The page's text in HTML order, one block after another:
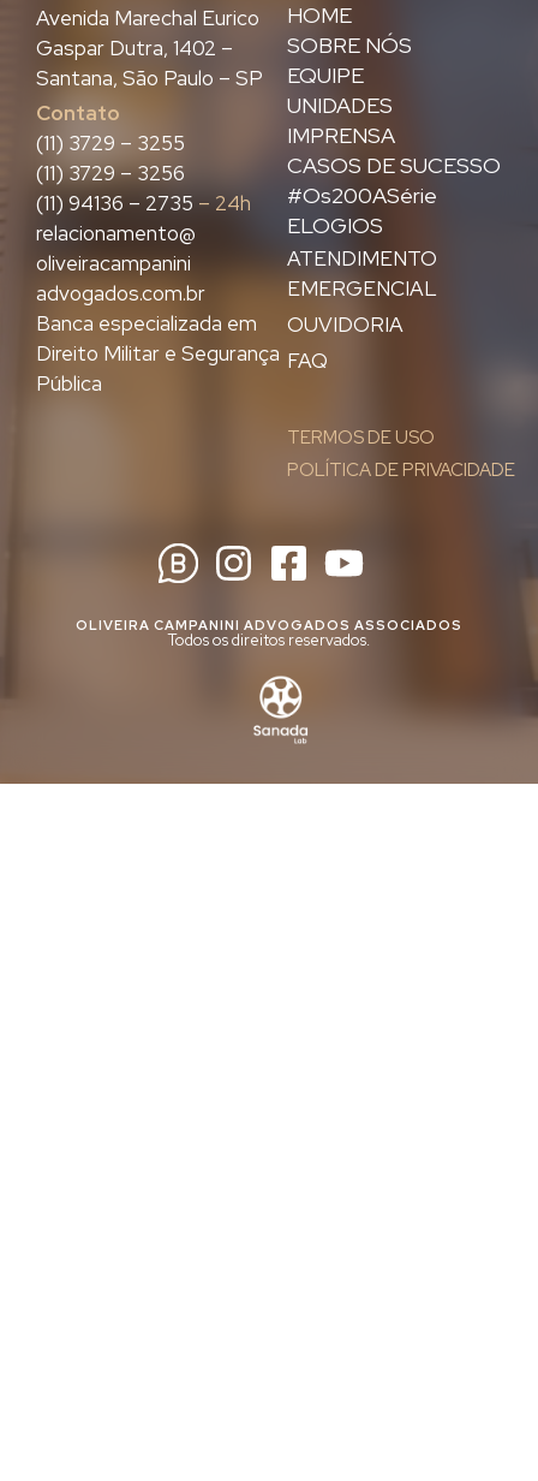
HOME
SOBRE NÓS
EQUIPE
UNIDADES
IMPRENSA
CASOS DE SUCESSO
#Os200ASérie
ELOGIOS
ATENDIMENTO
EMERGENCIAL
OUVIDORIA
FAQ
TERMOS DE USO
POLÍTICA DE PRIVACIDADE
Avenida Marechal Eurico
Gaspar Dutra, 1402 –
Santana, São Paulo – SP
Contato
(11) 3729 – 3255
(11) 3729 – 3256
(11) 94136 – 2735 – 24h
relacionamento@
oliveiracampanini
advogados.com.br
Banca especializada em
Direito Militar e Segurança
Pública
OLIVEIRA CAMPANINI ADVOGADOS ASSOCIADOS
Todos os direitos reservados.